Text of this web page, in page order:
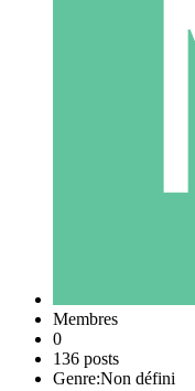
Membres
0
136 posts
Genre:Non défini